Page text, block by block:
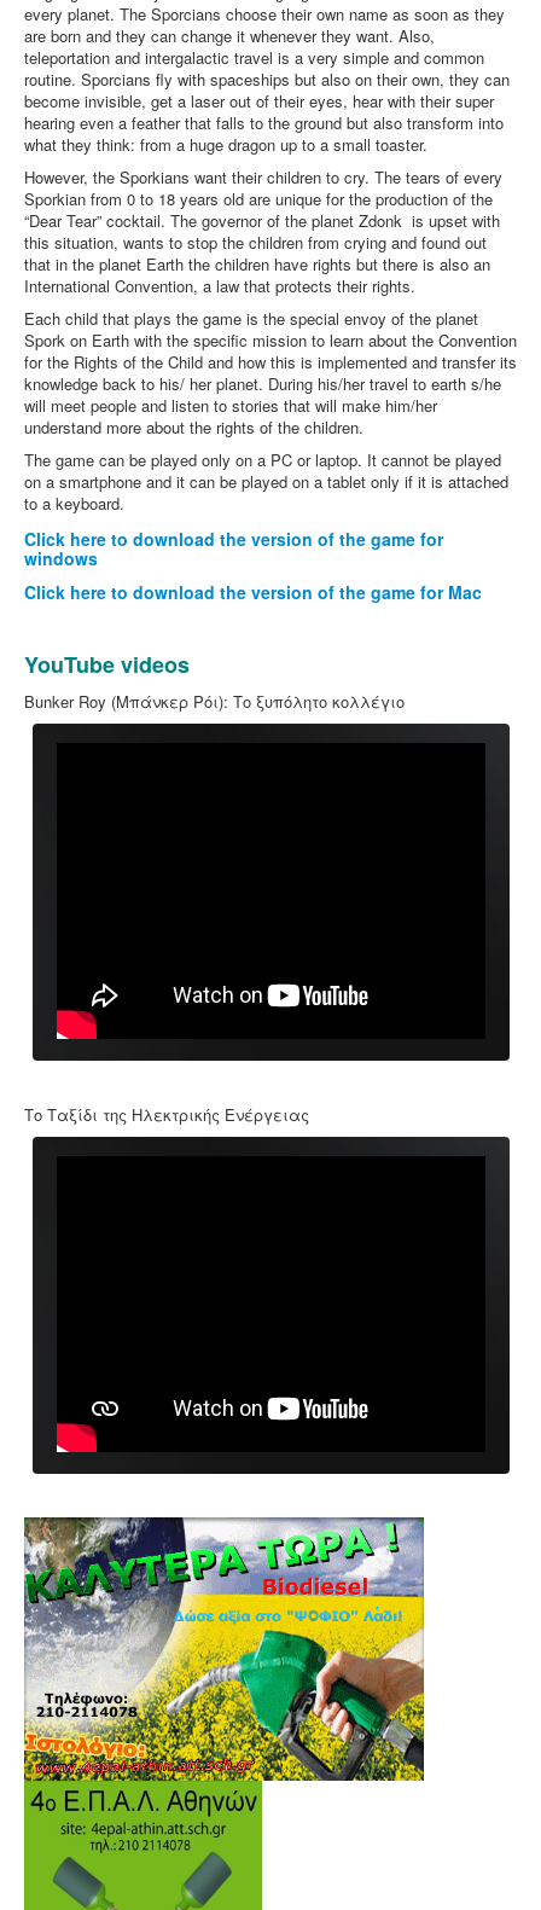
every planet. The Sporcians choose their own name as soon as they
are born and they can change it whenever they want. Also,
teleportation and intergalactic travel is a very simple and common
routine. Sporcians fly with spaceships but also on their own, they can
become invisible, get a laser out of their eyes, hear with their super
hearing even a feather that falls to the ground but also transform into
what they think: from a huge dragon up to a small toaster.
However, the Sporkians want their children to cry. The tears of every
Sporkian from 0 to 18 years old are unique for the production of the
“Dear Tear” cocktail. The governor of the planet Zdonk is upset with
this situation, wants to stop the children from crying and found out
that in the planet Earth the children have rights but there is also an
International Convention, a law that protects their rights.
Each child that plays the game is the special envoy of the planet
Spork on Earth with the specific mission to learn about the Convention
for the Rights of the Child and how this is implemented and transfer its
knowledge back to his/ her planet. During his/her travel to earth s/he
will meet people and listen to stories that will make him/her
understand more about the rights of the children.
The game can be played only on a PC or laptop. It cannot be played
on a smartphone and it can be played on a tablet only if it is attached
to a keyboard.
Click here to download the version of the game for
windows
Click here to download the version of the game for Mac
YouTube videos
Bunker Roy (Μπάνκερ Ρόι): Το ξυπόλητο κολλέγιο
Το Ταξίδι της Ηλεκτρικής Ενέργειας